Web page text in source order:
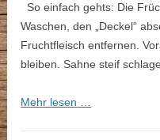
So einfach gehts: Die
Waschen, den „Deckel“
Fruchtfleisch entfernen.
bleiben. Sahne steif
Mehr lesen …